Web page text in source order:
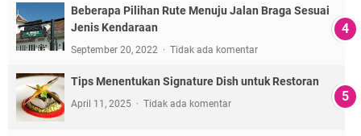
Beberapa Pilihan Rute Menuju Jalan Braga Sesuai
Jenis Kendaraan
September 20, 2022 Tidak ada komentar
Tips Menentukan Signature Dish untuk Restoran
April 11, 2025 Tidak ada komentar